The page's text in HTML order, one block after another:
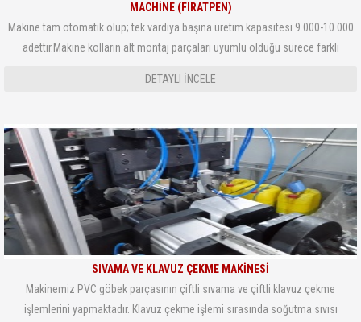
MACHINE (FIRATPEN)
Makine tam otomatik olup; tek vardiya başına üretim kapasitesi 9.000-10.000
adettir.Makine kolların alt montaj parçaları uyumlu olduğu sürece farklı
DETAYLI INCELE
SIVAMA VE KLAVUZ ÇEKME MAKINESI
Makinemiz PVC göbek parçasının çiftli sıvama ve çiftli klavuz çekme
işlemlerini yapmaktadır. Klavuz çekme işlemi sırasında soğutma sıvısı